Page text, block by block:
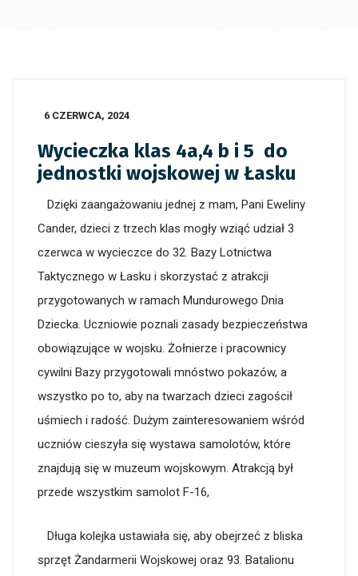
6 CZERWCA, 2024
Wycieczka klas 4a,4 b i 5 do
jednostki wojskowej w Łasku
Dzięki zaangażowaniu jednej z mam, Pani Eweliny
Cander, dzieci z trzech klas mogły wziąć udział 3
czerwca w wycieczce do 32. Bazy Lotnictwa
Taktycznego w Łasku i skorzystać z atrakcji
przygotowanych w ramach Mundurowego Dnia
Dziecka. Uczniowie poznali zasady bezpieczeństwa
obowiązujące w wojsku. Żołnierze i pracownicy
cywilni Bazy przygotowali mnóstwo pokazów, a
wszystko po to, aby na twarzach dzieci zagościł
uśmiech i radość. Dużym zainteresowaniem wśród
uczniów cieszyła się wystawa samolotów, które
znajdują się w muzeum wojskowym. Atrakcją był
przede wszystkim samolot F-16,
Długa kolejka ustawiała się, aby obejrzeć z bliska
sprzęt Żandarmerii Wojskowej oraz 93. Batalionu